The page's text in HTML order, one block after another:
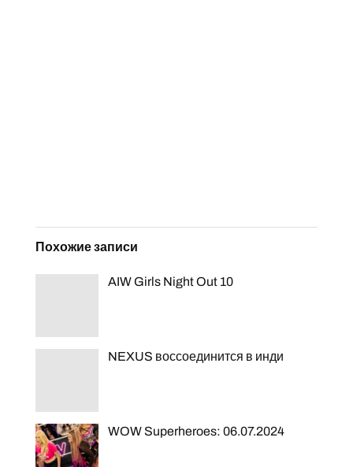
Похожие записи
AIW Girls Night Out 10
NEXUS воссоединится в инди
WOW Superheroes: 06.07.2024